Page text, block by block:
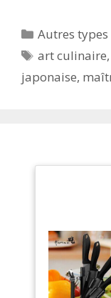
Catégories
Autres
Étiquettes
art culinaire
japonaise,